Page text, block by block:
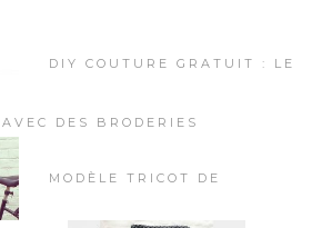
DIY COUTURE GRATUIT : LE
DES BRODERIES
MODÈLE TRICOT DE